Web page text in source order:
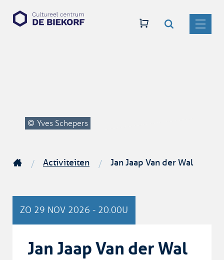
CC
MENU
Yves Schepers
Activiteiten Jan Jaap Van der Wal
ZO 29 NOV 2026 - 20.00U
Jan Jaap Van der Wal